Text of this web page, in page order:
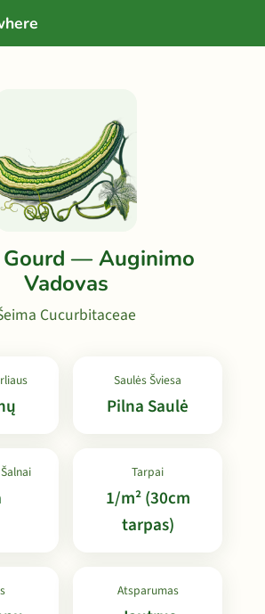
Gourd — Auginimo
Vadovas
Cucurbitaceae
Saulės Šviesa
Pilna Saulė
Tarpai
1/m² (30cm
tarpas)
Atsparumas